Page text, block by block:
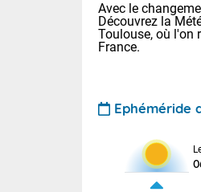
Avec le
Découvrez la
Toulouse, où l'on
France.
Ephéméride